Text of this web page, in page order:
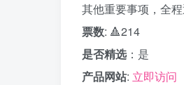
其他重要事项，全
票数: 🔺214
是否精选：是
产品网站: 立即访问